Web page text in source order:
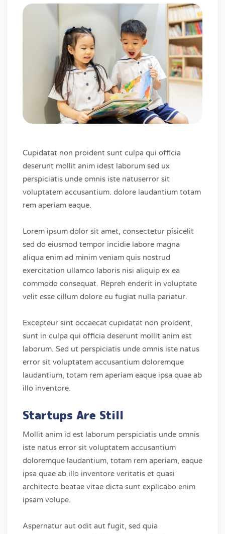
Cupidatat non proident sunt culpa qui officia
deserunt mollit anim idest laborum sed ux
perspiciatis unde omnis iste natuserror sit
voluptatem accusantium. dolore laudantium totam
rem aperiam eaque.
Lorem ipsum dolor sit amet, consectetur pisicelit
sed do eiusmod tempor incidie labore magna
aliqua enim ad minim veniam quis nostrud
exercitation ullamco laboris nisi aliquip ex ea
commodo consequat. Repreh enderit in voluptate
velit esse cillum dolore eu fugiat nulla pariatur.
Excepteur sint occaecat cupidatat non proident,
sunt in culpa qui officia deserunt mollit anim est
laborum. Sed ut perspiciatis unde omnis iste natus
error sit voluptatem accusantium doloremque
laudantium, totam rem aperiam eaque ipsa quae ab
illo inventore.
Startups Are Still
Mollit anim id est laborum perspiciatis unde omnis
iste natus error sit voluptatem accusantium
doloremque laudantium, totam rem aperiam, eaque
ipsa quae ab illo inventore veritatis et quasi
architecto beatae vitae dicta sunt explicabo enim
ipsam volupe.
Aspernatur aut odit aut fugit, sed quia